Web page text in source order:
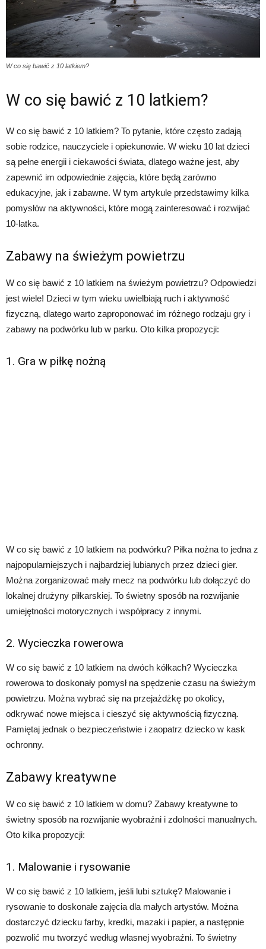
W co się bawić z 10 latkiem?
W co się bawić z 10 latkiem?
W co się bawić z 10 latkiem? To pytanie, które często zadają
sobie rodzice, nauczyciele i opiekunowie. W wieku 10 lat dzieci
są pełne energii i ciekawości świata, dlatego ważne jest, aby
zapewnić im odpowiednie zajęcia, które będą zarówno
edukacyjne, jak i zabawne. W tym artykule przedstawimy kilka
pomysłów na aktywności, które mogą zainteresować i rozwijać
10-latka.
Zabawy na świeżym powietrzu
W co się bawić z 10 latkiem na świeżym powietrzu? Odpowiedzi
jest wiele! Dzieci w tym wieku uwielbiają ruch i aktywność
fizyczną, dlatego warto zaproponować im różnego rodzaju gry i
zabawy na podwórku lub w parku. Oto kilka propozycji:
1. Gra w piłkę nożną
W co się bawić z 10 latkiem na podwórku? Piłka nożna to jedna z
najpopularniejszych i najbardziej lubianych przez dzieci gier.
Można zorganizować mały mecz na podwórku lub dołączyć do
lokalnej drużyny piłkarskiej. To świetny sposób na rozwijanie
umiejętności motorycznych i współpracy z innymi.
2. Wycieczka rowerowa
W co się bawić z 10 latkiem na dwóch kółkach? Wycieczka
rowerowa to doskonały pomysł na spędzenie czasu na świeżym
powietrzu. Można wybrać się na przejażdżkę po okolicy,
odkrywać nowe miejsca i cieszyć się aktywnością fizyczną.
Pamiętaj jednak o bezpieczeństwie i zaopatrz dziecko w kask
ochronny.
Zabawy kreatywne
W co się bawić z 10 latkiem w domu? Zabawy kreatywne to
świetny sposób na rozwijanie wyobraźni i zdolności manualnych.
Oto kilka propozycji:
1. Malowanie i rysowanie
W co się bawić z 10 latkiem, jeśli lubi sztukę? Malowanie i
rysowanie to doskonałe zajęcia dla małych artystów. Można
dostarczyć dziecku farby, kredki, mazaki i papier, a następnie
pozwolić mu tworzyć według własnej wyobraźni. To świetny